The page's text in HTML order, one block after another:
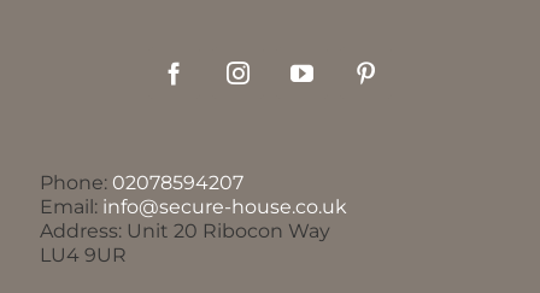
Phone: 02078594207
Email: info@secure-house.co.uk
Address: Unit 20 Ribocon Way
LU4 9UR